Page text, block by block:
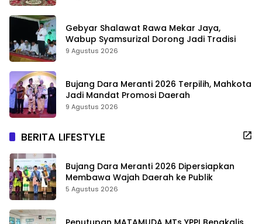
Gebyar Shalawat Rawa Mekar Jaya,
Wabup Syamsurizal Dorong Jadi Tradisi
9 Agustus 2026
Bujang Dara Meranti 2026 Terpilih, Mahkota
Jadi Mandat Promosi Daerah
9 Agustus 2026
BERITA LIFESTYLE
Bujang Dara Meranti 2026 Dipersiapkan
Membawa Wajah Daerah ke Publik
5 Agustus 2026